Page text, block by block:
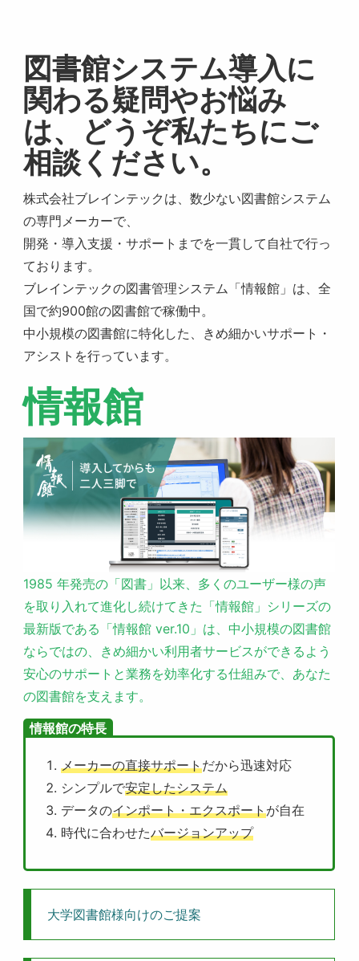
図書館システム導入に
関わる疑問やお悩み
は、どうぞ私たちにご
相談ください。
株式会社ブレインテックは、数少ない図書館システム
の専門メーカーで、
開発・導入支援・サポートまでを一貫して自社で行っ
ております。
ブレインテックの図書管理システム「情報館」は、全
国で約900館の図書館で稼働中。
中小規模の図書館に特化した、きめ細かいサポート・
アシストを行っています。
情報館
1985 年発売の「図書」以来、多くのユーザー様の声
を取り入れて進化し続けてきた「情報館」シリーズの
最新版である「情報館 ver.10」は、中小規模の図書館
ならではの、きめ細かい利用者サービスができるよう
安心のサポートと業務を効率化する仕組みで、あなた
の図書館を支えます。
情報館の特長
メーカーの直接サポートだから迅速対応
シンプルで安定したシステム
データのインポート・エクスポートが自在
時代に合わせたバージョンアップ
大学図書館様向けのご提案